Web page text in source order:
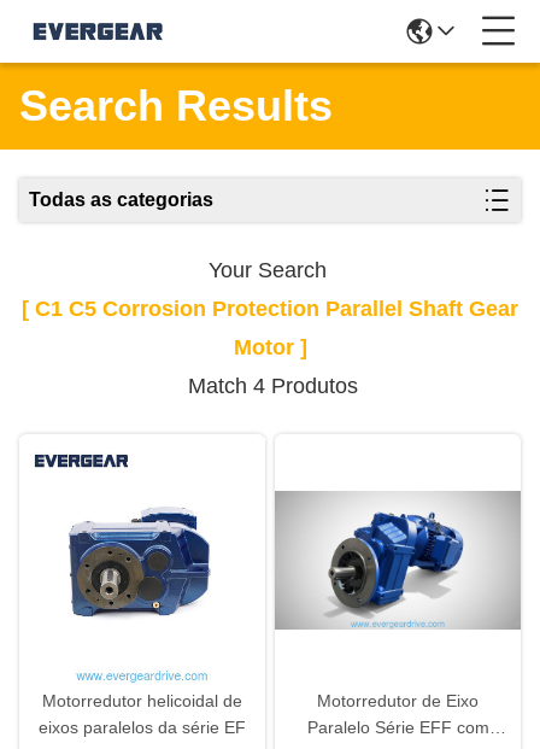
Search Results
Todas as categorias
Your Search
[ C1 C5 Corrosion Protection Parallel Shaft Gear
Motor ]
Match 4 Produtos
Motorredutor helicoidal de
eixos paralelos da série EF
Motorredutor de Eixo
Paralelo Série EFF com